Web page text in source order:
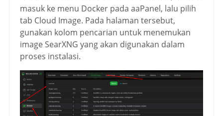
masuk ke menu Docker pada aaPanel, lalu pilih
tab Cloud Image. Pada halaman tersebut,
gunakan kolom pencarian untuk menemukan
image SearXNG yang akan digunakan dalam
proses instalasi.